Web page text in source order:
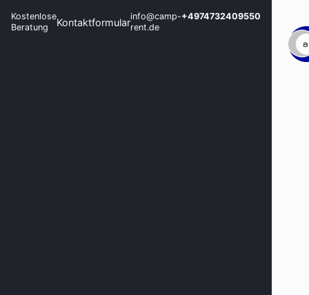
Kostenlose
Beratung
Kontaktformularinfo@camp-
rent.de
+4974732409550